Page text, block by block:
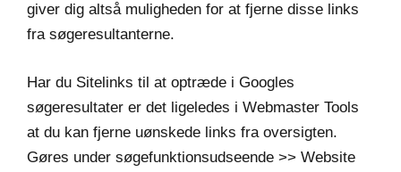
giver dig altså muligheden for at fjerne disse links
fra søgeresultanterne.
Har du Sitelinks til at optræde i Googles
søgeresultater er det ligeledes i Webmaster Tools
at du kan fjerne uønskede links fra oversigten.
Gøres under søgefunktionsudseende >> Website